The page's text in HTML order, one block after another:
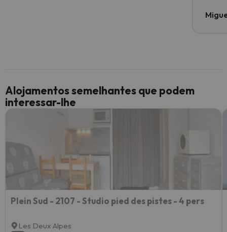
Alojamentos semelhantes que podem
interessar-lhe
Plein Sud - 2107 - Studio pied des pistes - 4 pers
Les Deux Alpes